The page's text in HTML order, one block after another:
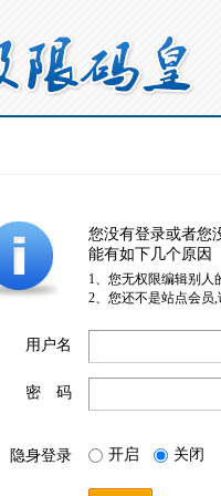
您没有登录或者您
能有如下几个原因
1、您无权限编辑别人
2、您还不是站点会员
用户名
密 码
隐身登录 开启 关闭